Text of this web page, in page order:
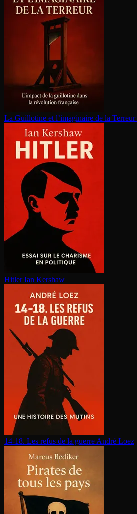
La Guillotine et l’imaginaire de la Terreur
Hitler Ian Kershaw
14-18. Les refus de la guerre André Loez